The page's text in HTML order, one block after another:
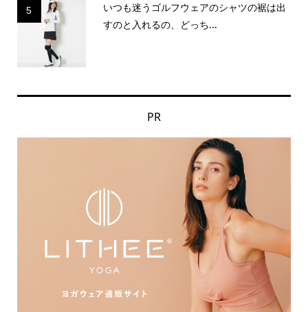
5
いつも迷うゴルフウェアのシャツの裾は出
すのと入れるの、どっち...
PR